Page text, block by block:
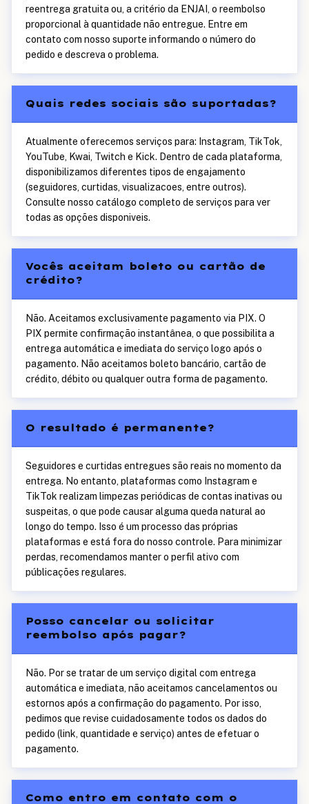
reentrega gratuita ou, a critério da ENJAI, o reembolso
proporcional à quantidade não entregue. Entre em
contato com nosso suporte informando o número do
pedido e descreva o problema.
Quais redes sociais são suportadas?
Atualmente oferecemos serviços para: Instagram, TikTok,
YouTube, Kwai, Twitch e Kick. Dentro de cada plataforma,
disponibilizamos diferentes tipos de engajamento
(seguidores, curtidas, visualizacoes, entre outros).
Consulte nosso catálogo completo de serviços para ver
todas as opções disponiveis.
Vocês aceitam boleto ou cartão de
crédito?
Não. Aceitamos exclusivamente pagamento via PIX. O
PIX permite confirmação instantânea, o que possibilita a
entrega automática e imediata do serviço logo após o
pagamento. Não aceitamos boleto bancário, cartão de
crédito, débito ou qualquer outra forma de pagamento.
O resultado é permanente?
Seguidores e curtidas entregues são reais no momento da
entrega. No entanto, plataformas como Instagram e
TikTok realizam limpezas periódicas de contas inativas ou
suspeitas, o que pode causar alguma queda natural ao
longo do tempo. Isso é um processo das próprias
plataformas e está fora do nosso controle. Para minimizar
perdas, recomendamos manter o perfil ativo com
públicações regulares.
Posso cancelar ou solicitar
reembolso após pagar?
Não. Por se tratar de um serviço digital com entrega
automática e imediata, não aceitamos cancelamentos ou
estornos após a confirmação do pagamento. Por isso,
pedimos que revise cuidadosamente todos os dados do
pedido (link, quantidade e serviço) antes de efetuar o
pagamento.
Como entro em contato com o